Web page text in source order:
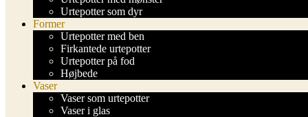
Urtepotter som dyr
Former
Urtepotter med ben
Firkantede urtepotter
Urtepotter på fod
Højbede
Vaser
Vaser som urtepotter
Vaser i glas